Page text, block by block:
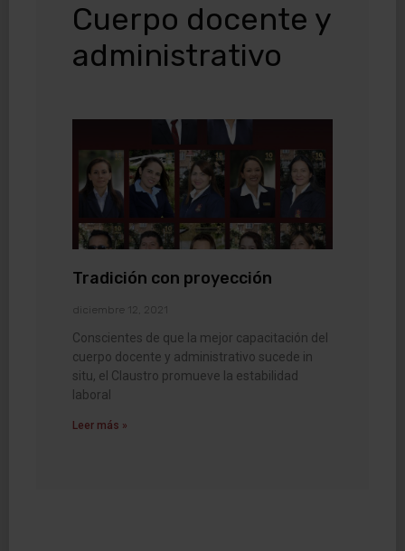
Cuerpo docente y
administrativo
Tradición con proyección
diciembre 12, 2021
Conscientes de que la mejor capacitación del
cuerpo docente y administrativo sucede in
situ, el Claustro promueve la estabilidad
laboral
Leer más »